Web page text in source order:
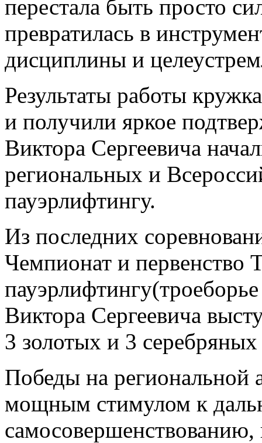
перестала быть просто
превратилась в
дисциплины и
Результаты работы
и получили яркое
Виктора Сергеевича
региональных и
пауэрлифтингу.
Из последних
Чемпионат и первенство
Виктора Сергеевича
3 золотых и 3
Победы на региональной
мощным стимулом к
самосовершенствованию,